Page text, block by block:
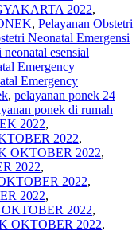
2022,
, Pelayanan Obstetri
Neonatal Emergensi
esensial
Emergency
Emergency
, pelayanan ponek 24
ponek di rumah
2022,
2022,
OKTOBER 2022,
2022,
2022,
2022,
2022,
OKTOBER 2022,